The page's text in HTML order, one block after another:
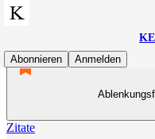
Abonnieren
Anmelden
Zitate